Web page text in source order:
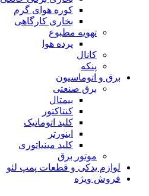
کوره هوای گرم
بخاری کارگاهی
تهویه مطبوع
پرده هوا
کانال
پنکه
برق و اتوماسیون
برق صنعتی
بیمتال
کنتاکتور
کلید اتوماتیک
اینورتر
کلید مینیاتوری
موتور برق
لوازم یدکی و قطعات پمپ لئو
فروش ویژه